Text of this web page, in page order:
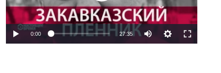
0:00 27:35